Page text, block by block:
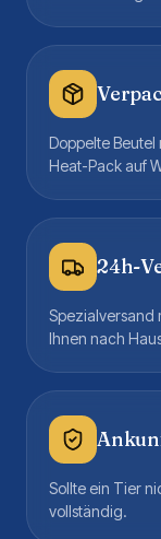
Doppelte Beutel
Heat-Pack auf
24h-
Spezialversand
Ihnen nach
Sollte ein Tier
vollständig.